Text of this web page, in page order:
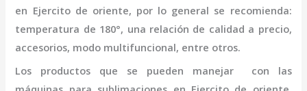
en Ejercito de oriente, por lo general se recomienda:
temperatura de 180°, una relación de calidad a precio,
accesorios, modo multifuncional, entre otros.
Los productos que se pueden manejar con las